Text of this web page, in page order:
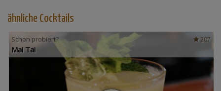
ähnliche Cocktails
207
Schon probiert?
Mai Tai